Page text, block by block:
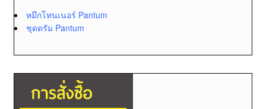
หมึกโทนเนอร์ Pantum
ชุดดรัม Pantum